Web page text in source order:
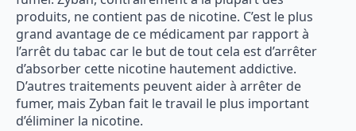
produits, ne contient pas de nicotine. C’est le plus
grand avantage de ce médicament par rapport à
l’arrêt du tabac car le but de tout cela est d’arrêter
d’absorber cette nicotine hautement addictive.
D’autres traitements peuvent aider à arrêter de
fumer, mais Zyban fait le travail le plus important
d’éliminer la nicotine.